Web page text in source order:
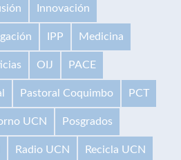
Innovación
IPP Medicina
OIJ PACE
Pastoral Coquimbo PCT
UCN Posgrados
Radio UCN Recicla UCN